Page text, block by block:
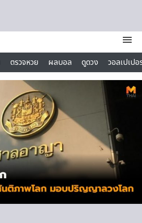
menu
ตรวจหวย ผลบอล ดูดวง
วอลเปเป